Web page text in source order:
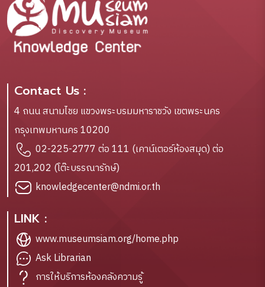
Contact Us :
4 ถนน สนามไชย แขวงพระบรมมหาราชวัง เขตพระนคร
กรุงเทพมหานคร 10200
02-225-2777 ต่อ 111 (เคาน์เตอร์ห้องสมุด) ต่อ
201,202 (โต๊ะบรรณารักษ์)
knowledgecenter@ndmi.or.th
LINK :
www.museumsiam.org/home.php
Ask Librarian
การให้บริการห้องคลังความรู้